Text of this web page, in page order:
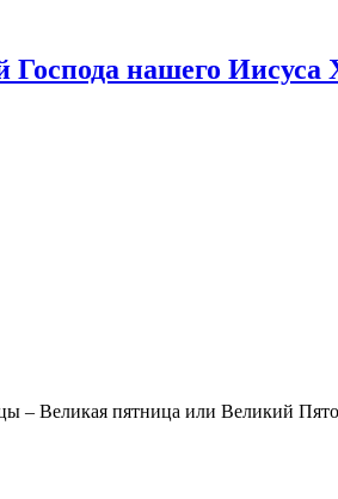
нашего Иисуса
– Великая пятница или Великий